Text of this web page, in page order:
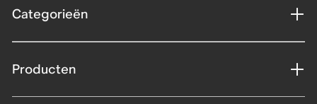
Categorieën
Producten